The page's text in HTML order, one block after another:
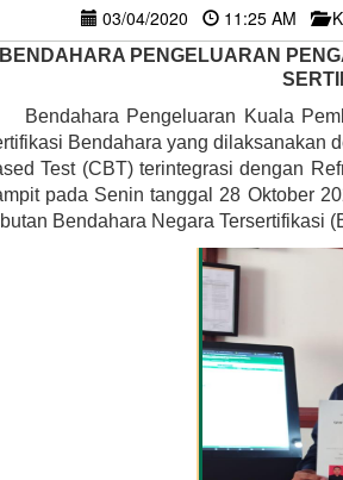
03/04/2020 11:25 AM
BENDAHARA PENGELUARAN
Bendahara Pengeluaran Kuala
Bendahara yang dilaksanakan
Test (CBT) terintegrasi dengan
pada Senin tanggal 28 Oktober
Bendahara Negara Tersertifikasi